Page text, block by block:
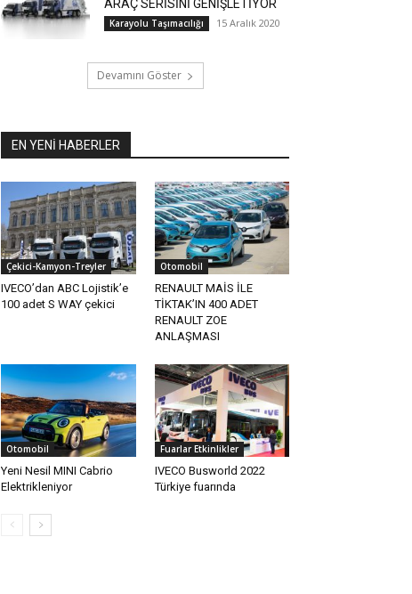
ARAÇ SERİSİNİ GENİŞLETİYOR
Karayolu Taşımacılığı 15 Aralık 2020
Devamını Göster
EN YENİ HABERLER
Çekici-Kamyon-Treyler
IVECO’dan ABC Lojistik’e
100 adet S WAY çekici
Otomobil
RENAULT MAİS İLE
TİKTAK’IN 400 ADET
RENAULT ZOE
ANLAŞMASI
Otomobil
Yeni Nesil MINI Cabrio
Elektrikleniyor
Fuarlar Etkinlikler
IVECO Busworld 2022
Türkiye fuarında